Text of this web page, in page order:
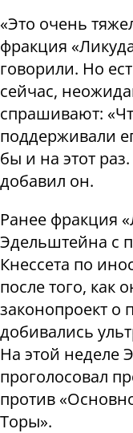
«Это очень
фракция
говорили. Но
сейчас,
спрашивают:
поддерживали
бы и на этот
добавил он.
Ранее фракция
Эдельштейна с
Кнессета по
после того, как
законопроект о
добивались
На этой неделе
проголосовал
против
Торы».